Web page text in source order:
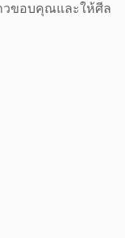
วขอบคุณและให้ศีล